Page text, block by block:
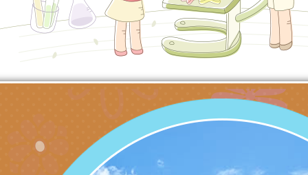
代的親職教養」海報
委託辦理「2026臺
摩據點視覺設計競賽
章
檢送桃園市政府LED
字稿
函轉教育部訂於115
(星期六)下午2時至5
立臺灣科學教育館（
林區士商路189號）
檢送本市115學年度
術才能音樂班鑑定二
章
函轉本府新聞處115
安全宣導
檢送本府新聞處115